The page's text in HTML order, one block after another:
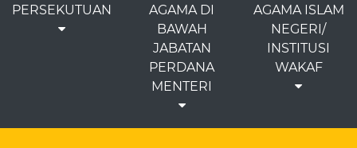
PERSEKUTUAN
AGAMA DI
BAWAH
JABATAN
PERDANA
MENTERI
AGAMA ISLAM
NEGERI/
INSTITUSI
WAKAF